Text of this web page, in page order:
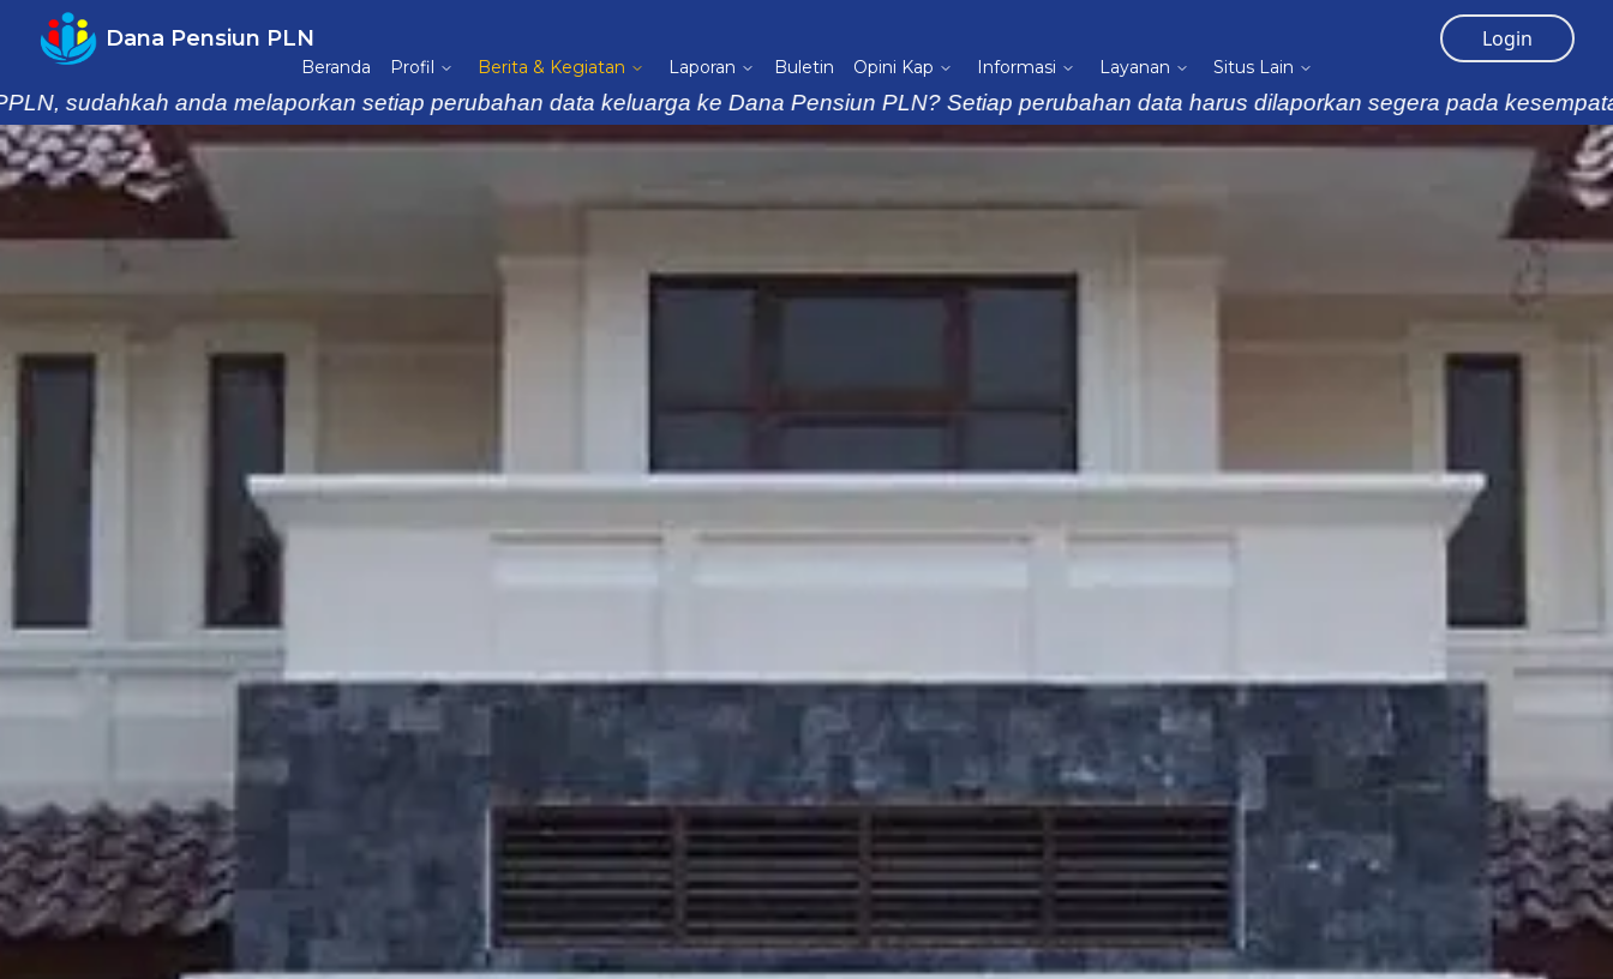
Dana Pensiun PLN Login
Beranda Profil Berita & Kegiatan Laporan Buletin Opini Kap Informasi Layanan Situs Lain
sudahkah anda melaporkan setiap perubahan data keluarga ke Dana Pensiun PLN? Setiap perubahan data harus dilaporkan segera pada kesempatan